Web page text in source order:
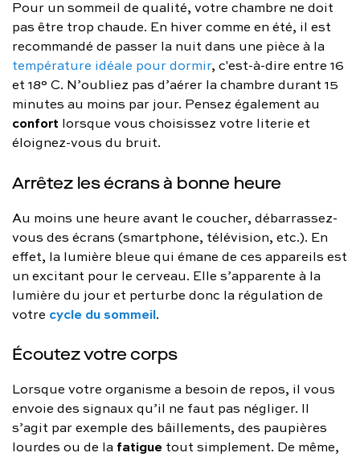
Pour un sommeil de qualité, votre chambre ne doit
pas être trop chaude. En hiver comme en été, il est
recommandé de passer la nuit dans une pièce à la
température idéale pour dormir, c'est-à-dire entre 16
et 18° C. N’oubliez pas d’aérer la chambre durant 15
minutes au moins par jour. Pensez également au
confort lorsque vous choisissez votre literie et
éloignez-vous du bruit.
Arrêtez les écrans à bonne heure
Au moins une heure avant le coucher, débarrassez-
vous des écrans (smartphone, télévision, etc.). En
effet, la lumière bleue qui émane de ces appareils est
un excitant pour le cerveau. Elle s’apparente à la
lumière du jour et perturbe donc la régulation de
votre cycle du sommeil.
Écoutez votre corps
Lorsque votre organisme a besoin de repos, il vous
envoie des signaux qu’il ne faut pas négliger. Il
s’agit par exemple des bâillements, des paupières
lourdes ou de la fatigue tout simplement. De même,